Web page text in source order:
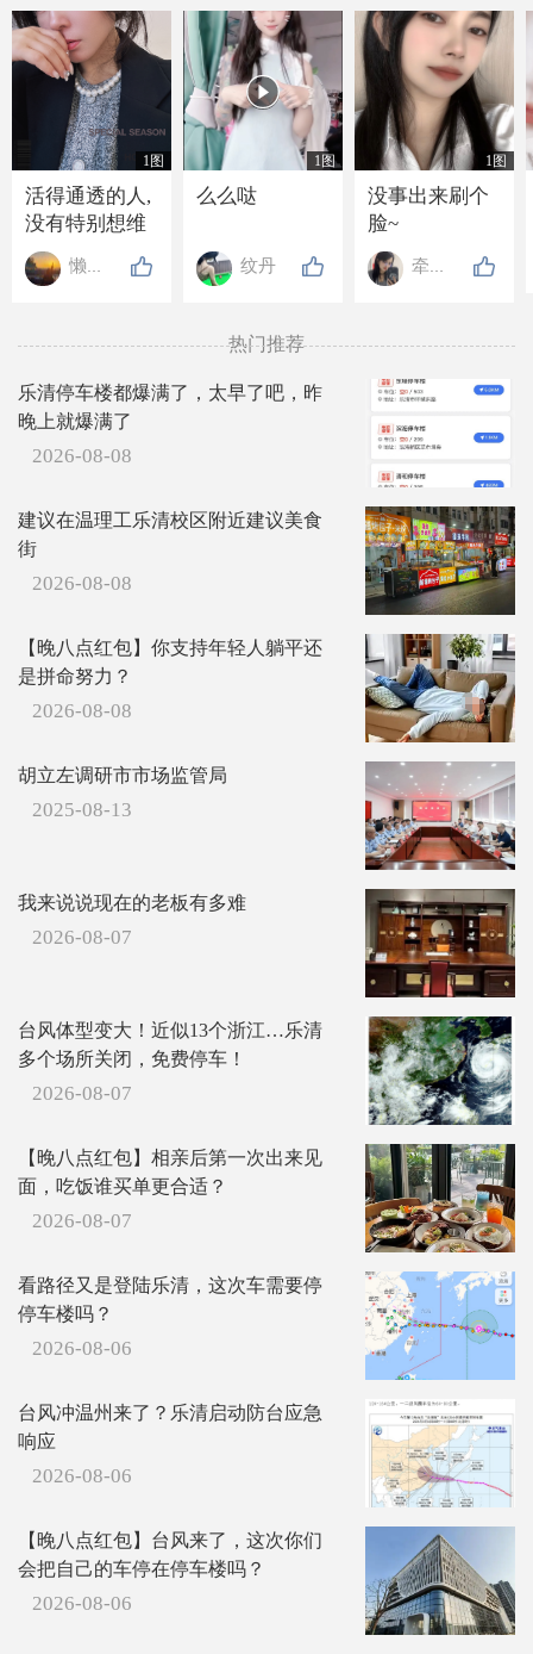
1图
活得通透的人,
没有特别想维
持的关系, 也没
有特别想要的
吃亏也懒得计
较.
懒懒de高贵
1图

么么哒
纹丹
1图
没事出来刷个
脸~
牵牵手
热门推荐
乐清停车楼都爆满了，太早了吧，昨
晚上就爆满了
2026-08-08
建议在温理工乐清校区附近建议美食
街
2026-08-08
【晚八点红包】你支持年轻人躺平还
是拼命努力？
2026-08-08
胡立左调研市市场监管局
2025-08-13
我来说说现在的老板有多难
2026-08-07
台风体型变大！近似13个浙江…乐清
多个场所关闭，免费停车！
2026-08-07
【晚八点红包】相亲后第一次出来见
面，吃饭谁买单更合适？
2026-08-07
看路径又是登陆乐清，这次车需要停
停车楼吗？
2026-08-06
台风冲温州来了？乐清启动防台应急
响应
2026-08-06
【晚八点红包】台风来了，这次你们
会把自己的车停在停车楼吗？
2026-08-06